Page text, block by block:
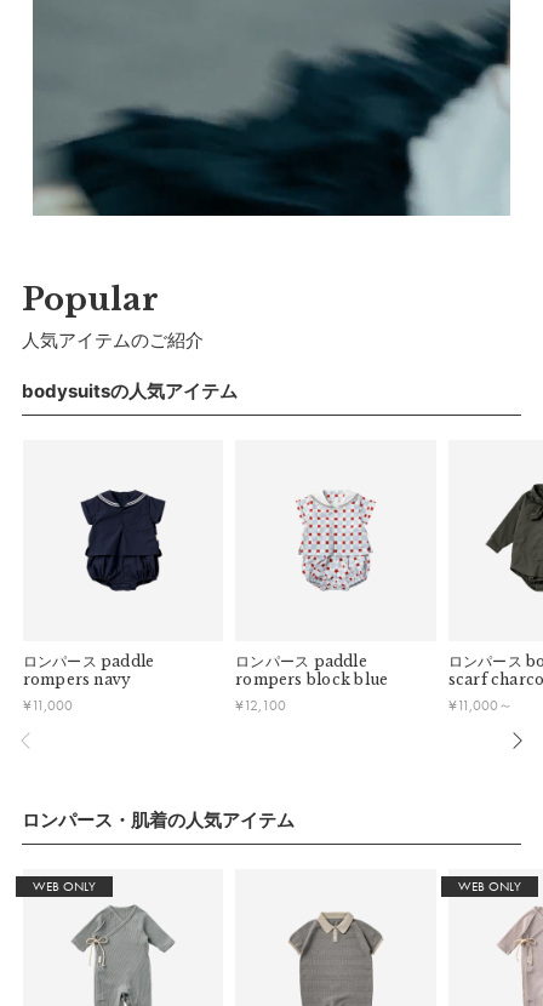
マールマールオリジナルパッケージでお届けいたし
※予告なくデザインを変更することがあります。
サイズ
サイズ(70cm)
c）袖丈：24.5cm
d）肩幅：
推奨年齢：0歳〜1歳
サイズ(80cm)
Popular
人気アイテムのご紹介
bodysuitsの人気アイテム
ロンパース paddle
rompers navy
¥11,000
ロンパース paddle
rompers block blue
¥12,100
ロンパース
scarf
¥11,000～
ロンパース・肌着の人気アイテム
WEB ONLY WEB ONLY